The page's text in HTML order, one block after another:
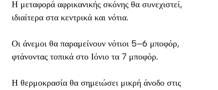
Η μεταφορά αφρικανικής σκόνης θα συνεχιστεί,
ιδιαίτερα στα κεντρικά και νότια.
Οι άνεμοι θα παραμείνουν νότιοι 5–6 μποφόρ,
φτάνοντας τοπικά στο Ιόνιο τα 7 μποφόρ.
Η θερμοκρασία θα σημειώσει μικρή άνοδο στις